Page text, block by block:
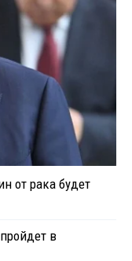
от рака будет
в